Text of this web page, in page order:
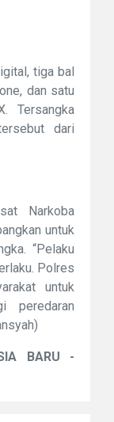
tiga bal
dan satu
Tersangka
dari
Narkoba
untuk
“Pelaku
Polres
untuk
peredaran
BARU -